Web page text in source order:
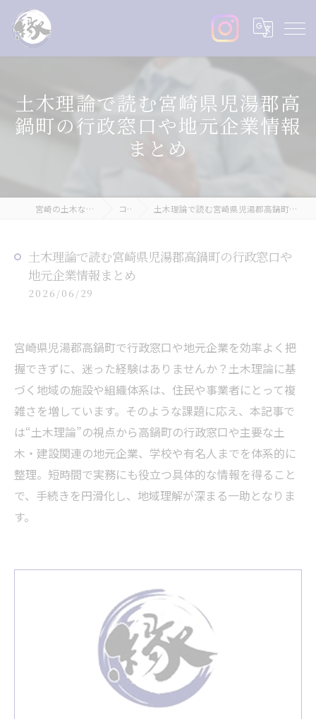
土木理論で読む宮崎県児湯郡高
鍋町の行政窓口や地元企業情報
まとめ
宮崎の土木なら株式会社縁丸 コラム 土木理論で読む宮崎県児湯郡高鍋町の行政窓口や地元企業情報まとめ
土木理論で読む宮崎県児湯郡高鍋町の行政窓口や
地元企業情報まとめ
2026/06/29
宮崎県児湯郡高鍋町で行政窓口や地元企業を効率よく把
握できずに、迷った経験はありませんか？土木理論に基
づく地域の施設や組織体系は、住民や事業者にとって複
雑さを増しています。そのような課題に応え、本記事で
は“土木理論”の視点から高鍋町の行政窓口や主要な土
木・建設関連の地元企業、学校や有名人までを体系的に
整理。短時間で実務にも役立つ具体的な情報を得ること
で、手続きを円滑化し、地域理解が深まる一助となりま
す。